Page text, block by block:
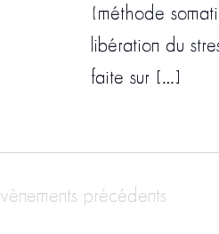
(méthode
libération du
faite sur […]
précédents